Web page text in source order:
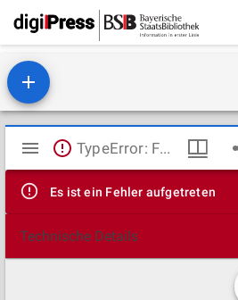
Mirador
Viewer
TypeError: Failed to fetch
Es ist ein Fehler aufgetreten
Technische Details